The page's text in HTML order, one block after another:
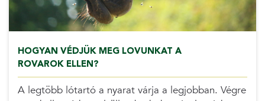
HOGYAN VÉDJÜK MEG LOVUNKAT A
ROVAROK ELLEN?
A legtöbb lótartó a nyarat várja a legjobban. Végre